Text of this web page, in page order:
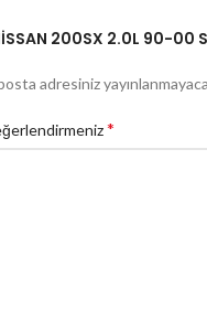
200SX 2.0L 90-00
adresiniz
*